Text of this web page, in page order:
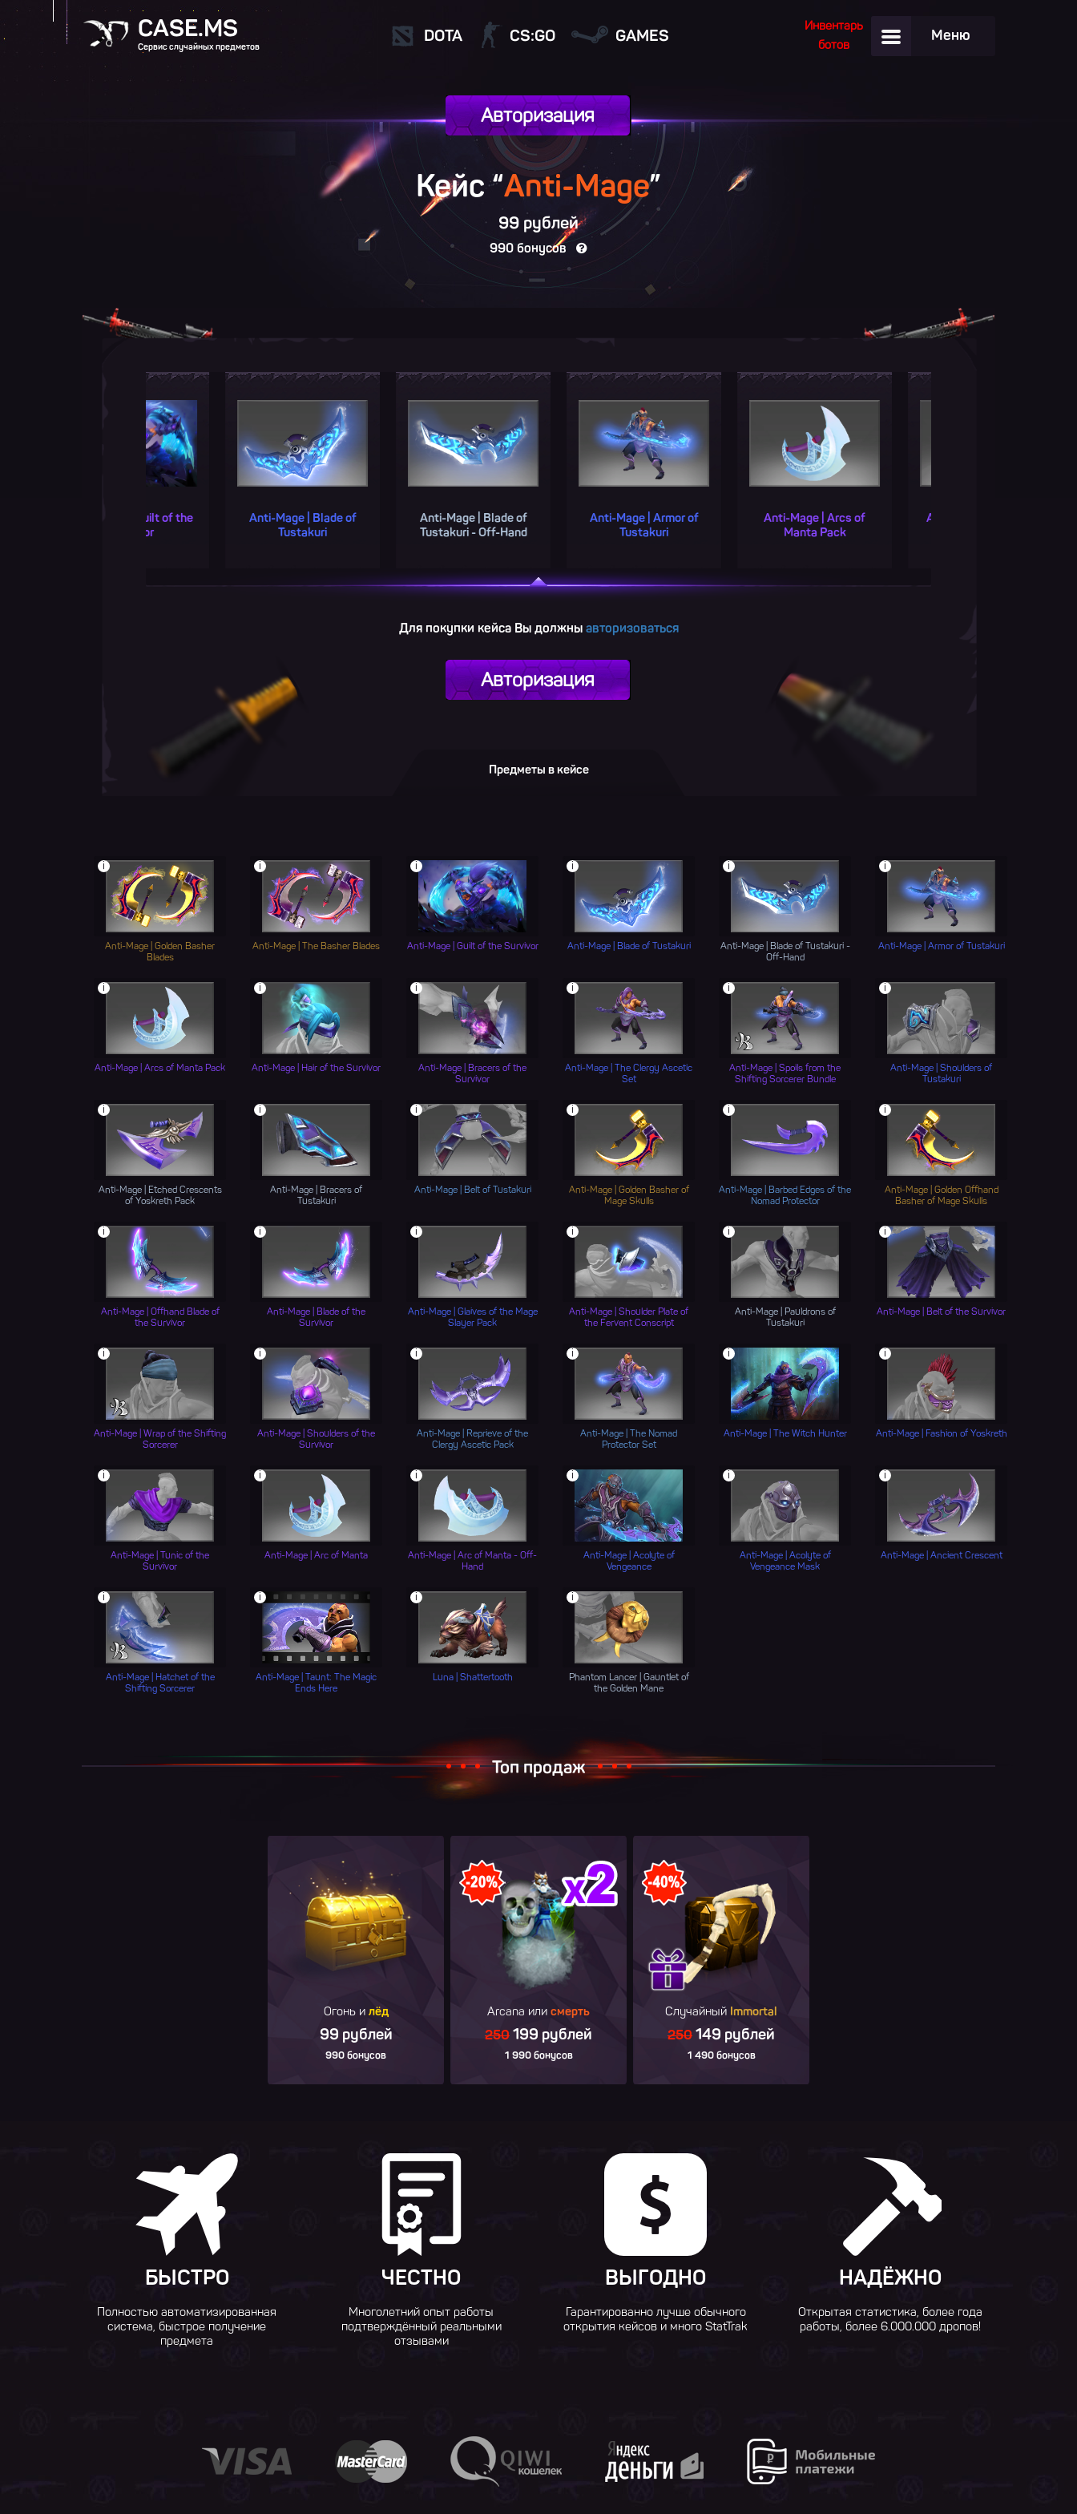
CASE.MS
Сервис случайных предметов
Меню
Инвентарь
ботов
DOTA CS:GO GAMES
Авторизация
Кейс “Anti-Mage”
99 рублей
990 бонусов
Anti-Mage | Blade of
Anti-Mage | Blade of
Tustakuri - Off-Hand
Anti-Mage | Armor of
Tustakuri
Anti-Mage | Arcs of
Anti-Mage | Hair of the
Для покупки кейса Вы должны авторизоваться
Авторизация
Предметы в кейсе
i
Anti-Mage | Golden Basher
Blades
i
Anti-Mage | The Basher Blades
i
Anti-Mage | Guilt of the Survivor
i
Anti-Mage | Blade of Tustakuri
i
Anti-Mage | Blade of Tustakuri -
Off-Hand
i
Anti-Mage | Armor of Tustakuri
i
Anti-Mage | Arcs of Manta Pack
i
Anti-Mage | Hair of the Survivor
i
Anti-Mage | Bracers of the
Survivor
i
Anti-Mage | The Clergy Ascetic
Set
i
Anti-Mage | Spoils from the
Shifting Sorcerer Bundle
i
Anti-Mage | Shoulders of
Tustakuri
i
Anti-Mage | Etched Crescents
of Yoskreth Pack
i
Anti-Mage | Bracers of
Tustakuri
i
Anti-Mage | Belt of Tustakuri
i
Anti-Mage | Golden Basher of
Mage Skulls
i
Anti-Mage | Barbed Edges of the
Nomad Protector
i
Anti-Mage | Golden Offhand
Basher of Mage Skulls
i
Anti-Mage | Offhand Blade of
the Survivor
i
Anti-Mage | Blade of the
Survivor
i
Anti-Mage | Glaives of the Mage
Slayer Pack
i
Anti-Mage | Shoulder Plate of
the Fervent Conscript
i
Anti-Mage | Pauldrons of
Tustakuri
i
Anti-Mage | Belt of the Survivor
i
Anti-Mage | Wrap of the Shifting
Sorcerer
i
Anti-Mage | Shoulders of the
Survivor
i
Anti-Mage | Reprieve of the
Clergy Ascetic Pack
i
Anti-Mage | The Nomad
Protector Set
i
Anti-Mage | The Witch Hunter
i
Anti-Mage | Fashion of Yoskreth
i
Anti-Mage | Tunic of the
Survivor
i
Anti-Mage | Arc of Manta
i
Anti-Mage | Arc of Manta - Off-
Hand
i
Anti-Mage | Acolyte of
Vengeance
i
Anti-Mage | Acolyte of
Vengeance Mask
i
Anti-Mage | Ancient Crescent
i
Anti-Mage | Hatchet of the
Shifting Sorcerer
i
Anti-Mage | Taunt: The Magic
Ends Here
i
Luna | Shattertooth
i
Phantom Lancer | Gauntlet of
the Golden Mane
Топ продаж
Огонь и лёд
99 рублей
990 бонусов
Arcana или смерть
250 199 рублей
1 990 бонусов
Случайный Immortal
250 149 рублей
1 490 бонусов
БЫСТРО
Полностью автоматизированная
система, быстрое получение
предмета
ЧЕСТНО
Многолетний опыт работы
подтверждённый реальными
отзывами
ВЫГОДНО
Гарантированно лучше обычного
открытия кейсов и много StatTrak
НАДЁЖНО
Открытая статистика, более года
работы, более 6.000.000 дропов!